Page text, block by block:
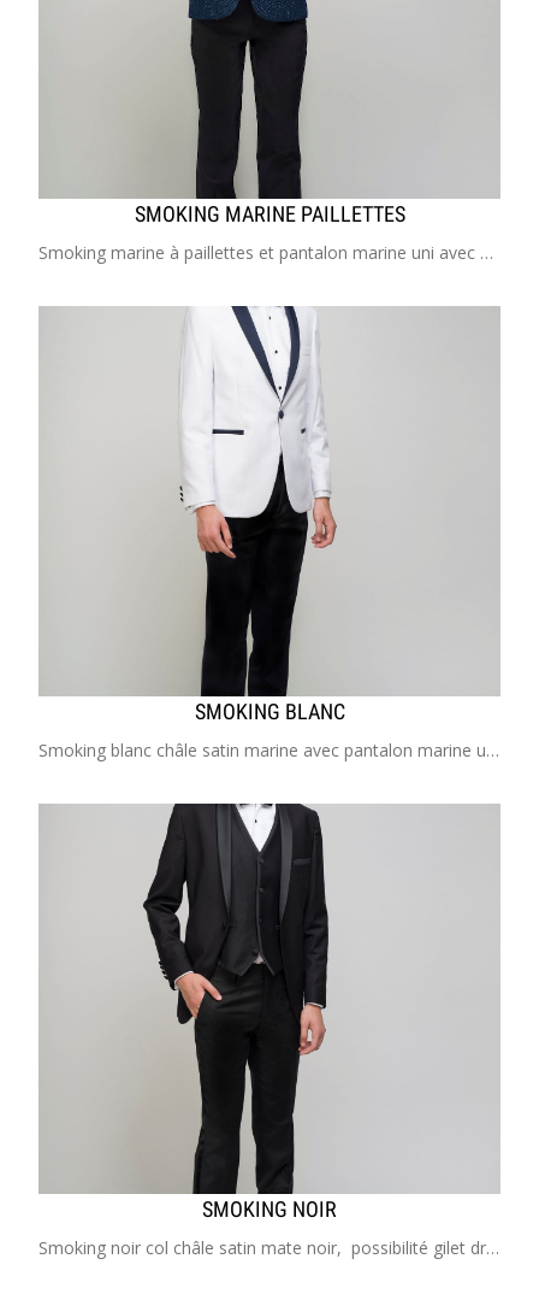
SMOKING MARINE PAILLETTES
Smoking marine à paillettes et pantalon marine uni avec possibilté de gilet et noeud papillon à paillettes Costume enfant de 2 à 20 ans Idéal pour mariage, cérémonie, cortège, communion, garçon d'ho...
SMOKING BLANC
Smoking blanc châle satin marine avec pantalon marine uni Costume enfant de 2 à 20 ans Idéal pour mariage, cérémonie, cortège, communion, garçon d'honneur
SMOKING NOIR
Smoking noir col châle satin mate noir, possibilité gilet droit cintré Costume enfant de 2 à 20 ans Idéal pour mariage, cérémonie, cortège, communion, garçon d'honneur